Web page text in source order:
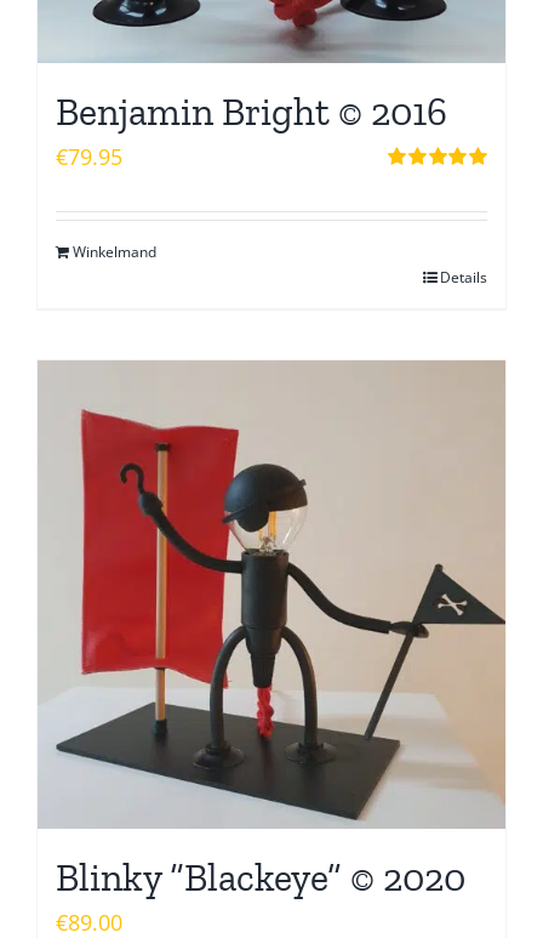
Benjamin Bright © 2016
€79.95
Winkelmand
Details
Blinky “Blackeye” © 2020
€89.00